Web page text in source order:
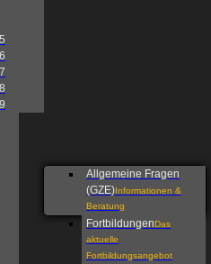
Allgemeine Fragen
(GZE)Informationen &
Beratung
FortbildungenDas
aktuelle
Fortbildungsangebot